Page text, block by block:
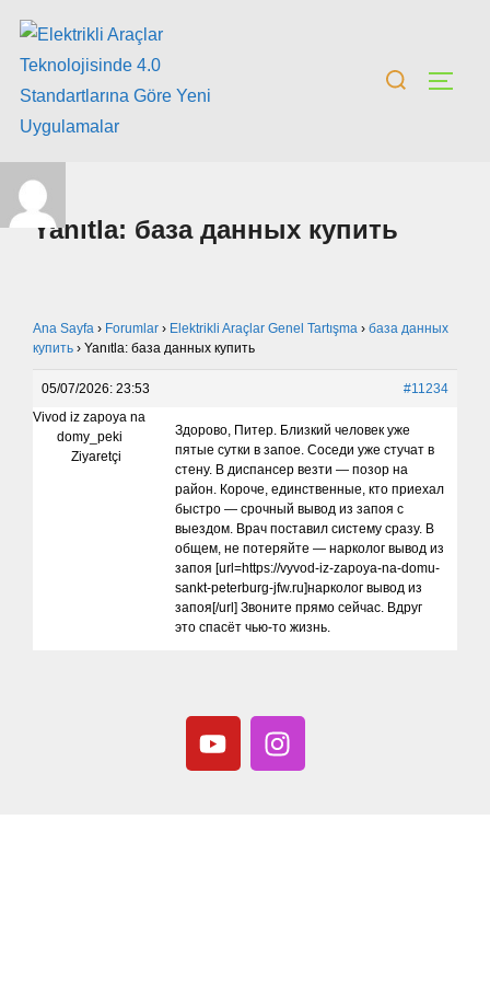
Yanıtla: база данных купить
Ana Sayfa › Forumlar › Elektrikli Araçlar Genel Tartışma › база данных
купить › Yanıtla: база данных купить
05/07/2026: 23:53
#11234
Vivod iz zapoya na
domy_peki
Ziyaretçi
Здорово, Питер. Близкий человек уже
пятые сутки в запое. Соседи уже стучат в
стену. В диспансер везти — позор на
район. Короче, единственные, кто приехал
быстро — срочный вывод из запоя с
выездом. Врач поставил систему сразу. В
общем, не потеряйте — нарколог вывод из
запоя [url=https://vyvod-iz-zapoya-na-domu-
sankt-peterburg-jfw.ru]нарколог вывод из
запоя[/url] Звоните прямо сейчас. Вдруг
это спасёт чью-то жизнь.